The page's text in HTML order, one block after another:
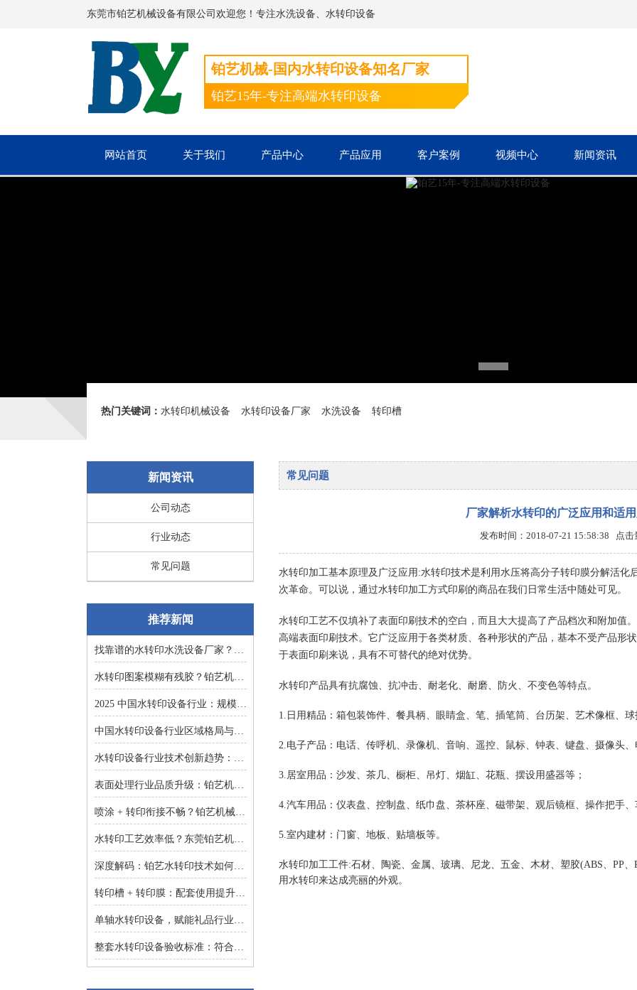
东莞市铂艺机械设备有限公司欢迎您！专注水洗设备、水转印设备
铂艺机械-国内水转印设备知名厂家
铂艺15年-专注高端水转印设备
网站首页 关于我们 产品中心 产品应用 客户案例 视频中心 新闻资讯
1 2
热门关键词： 水转印机械设备 水转印设备厂家 水洗设备 转印槽
新闻资讯
公司动态
行业动态
常见问题
推荐新闻
找靠谱的水转印水洗设备厂家？东莞铂艺机械提供一对一非标定制
水转印图案模糊有残胶？铂艺机械自动化水洗设备一键解决难题
2025 中国水转印设备行业：规模扩张、结构优化与增长逻辑深度解析
中国水转印设备行业区域格局与投资机会：集群效应与增量市场的双重红利
水转印设备行业技术创新趋势：智能化、环保化与精密化的突围之路
表面处理行业品质升级：铂艺机械水转印设备重塑装饰工艺新标准
喷涂 + 转印衔接不畅？铂艺机械：自动喷涂生产线 + 水转印设备，实现全流程自动化
水转印工艺效率低？东莞铂艺机械：整套水转印设备，适配多场景生产需求
深度解码：铂艺水转印技术如何重新定义曲面包装价值链
转印槽 + 转印膜：配套使用提升实验成功率-铂艺机械设备有限公司
单轴水转印设备，赋能礼品行业小批量定制：高效、省心、低成本-铂艺机械设备有限公司
整套水转印设备验收标准：符合行业质量规范是核心-铂艺机械设备有限公司
常见问题
厂家解析水转印的广泛应用和适
发布时间：2018-07-21 15:58:38 点击
水转印加工基本原理及广泛应用:水转印技术是利用水压将高分子转印膜分解活
次革命。可以说，通过水转印加工方式印刷的商品在我们日常生活中随处可见。
水转印工艺不仅填补了表面印刷技术的空白，而且大大提高了产品档次和附加值
高端表面印刷技术。它广泛应用于各类材质、各种形状的产品，基本不受产品形
于表面印刷来说，具有不可替代的绝对优势。
水转印产品具有抗腐蚀、抗冲击、耐老化、耐磨、防火、不变色等特点。
1.日用精品：箱包装饰件、餐具柄、眼睛盒、笔、插笔筒、台历架、艺术像框、
2.电子产品：电话、传呼机、录像机、音响、遥控、鼠标、钟表、键盘、摄像头、
3.居室用品：沙发、茶几、橱柜、吊灯、烟缸、花瓶、摆设用盛器等；
4.汽车用品：仪表盘、控制盘、纸巾盘、茶杯座、磁带架、观后镜框、操作把手
5.室内建材：门窗、地板、贴墙板等。
水转印加工工件:石材、陶瓷、金属、玻璃、尼龙、五金、木材、塑胶(ABS、PP
用水转印来达成亮丽的外观。